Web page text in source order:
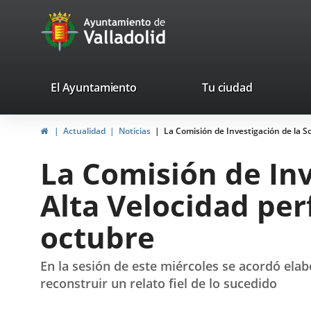
Portal
Web
Ayuntamiento
de
valladolid.es
El Ayuntamiento Tu ciudad
HomeActualidad Noticias La Comisión de Investigación de la
La Comisión de
Alta Velocidad
octubre
En la sesión de este miércoles se acordó
reconstruir un relato fiel de lo sucedido